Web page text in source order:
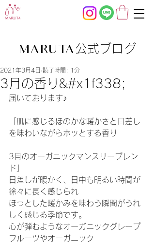
MARUTA公式ブログ
3月の香り&#x1f338;
2021年3月4日 読了時間: 1分
届いております♪
「肌に感じるほのかな暖かさと日差し
を味わいながらホッとする香り
3月のオーガニックマンスリーブレン
ド」
日差しが暖かく、日中も明るい時間が
徐々に長く感じられ
ほっとした暖かみを味わう瞬間がうれ
しく感じる季節です。
心が弾むようなオーガニックグレープ
フルーツやオーガニック